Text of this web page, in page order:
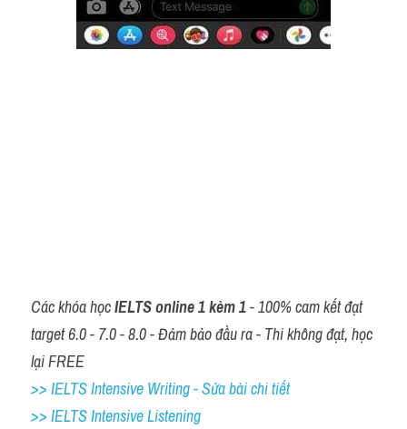
Các khóa học IELTS online 1 kèm 1 - 100% cam kết đạt
target 6.0 - 7.0 - 8.0 - Đảm bảo đầu ra - Thi không đạt, học
lại FREE
>> IELTS Intensive Writing - Sửa bài chi tiết
>> IELTS Intensive Listening